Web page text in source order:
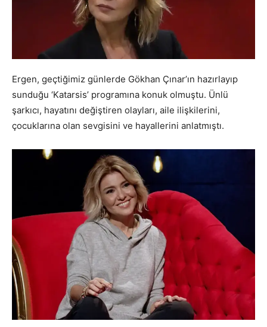
Ergen, geçtiğimiz günlerde Gökhan Çınar’ın hazırlayıp
sunduğu ‘Katarsis’ programına konuk olmuştu. Ünlü
şarkıcı, hayatını değiştiren olayları, aile ilişkilerini,
çocuklarına olan sevgisini ve hayallerini anlatmıştı.